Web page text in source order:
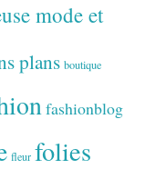
mode et
plans boutique
fashionblog
fleur folies